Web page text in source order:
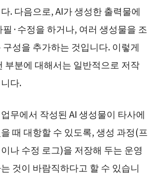
. 다음으로, AI가 생성한 출력물에
·수정을 하거나, 여러 생성물을 조
성을 추가하는 것입니다. 이렇게
부분에 대해서는 일반적으로 저작
다.
무에서 작성된 AI 생성물이 타사에
때 대항할 수 있도록, 생성 과정(프
나 수정 로그)을 저장해 두는 운영
것이 바람직하다고 할 수 있습니